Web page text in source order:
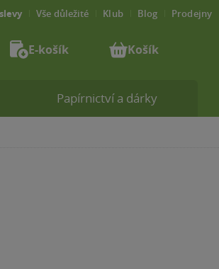
Papírnictví a dárky
Vše důležité Klub Blog Prodejny
E-košík Košík